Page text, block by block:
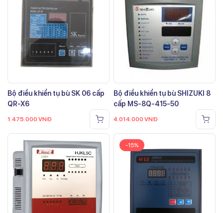
Bộ điều khiển tụ bù SK 06 cấp
QR-X6
1.475.000 VNĐ
Bộ điều khiển tụ bù SHIZUKI 8
cấp MS-8Q-415-50
4.014.000 VNĐ
-15%